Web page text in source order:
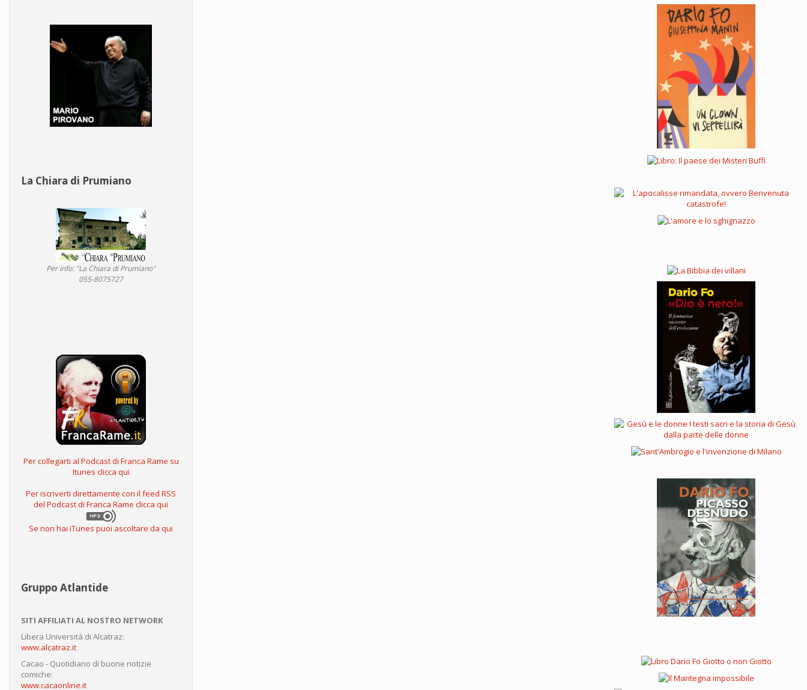
La Chiara di Prumiano
Per info: "La Chiara di Prumiano"
055-8075727
Per collegarti al Podcast di Franca Rame su
Itunes clicca qui
Per iscriverti direttamente con il feed RSS
del Podcast di Franca Rame clicca qui
Se non hai iTunes puoi ascoltare da qui
Gruppo Atlantide
SITI AFFILIATI AL NOSTRO NETWORK
Libera Università di Alcatraz:
www.alcatraz.it
Cacao - Quotidiano di buone notizie
comiche:
www.cacaonline.it